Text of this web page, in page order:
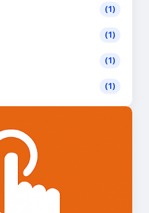
(1)
(1)
(1)
(1)